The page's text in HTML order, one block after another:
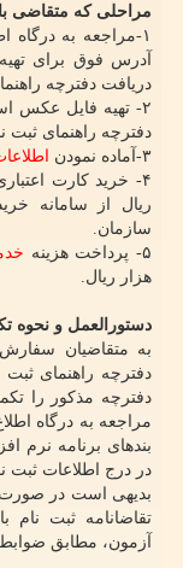
مراحلی که متقاضی
۱-مراجعه به
دریافت دفترچه
۲- تهیه فایل عکس
دفترچه راهنمای ثبت
۳-آماده نمودن
۴- خرید کارت
ریال از سامانه
سازمان.
۵- پرداخت هزینه
هزار ریال.
دستورالعمل و نحوه
به متقاضیان
دفترچه راهنمای ثبت
دفترچه مذکور را
مراجعه به درگاه
بندهای برنامه نرم
در درج اطلاعات ثبت
بدیهی است در صورت
تقاضانامه ثبت
آزمون، مطابق ضوابط